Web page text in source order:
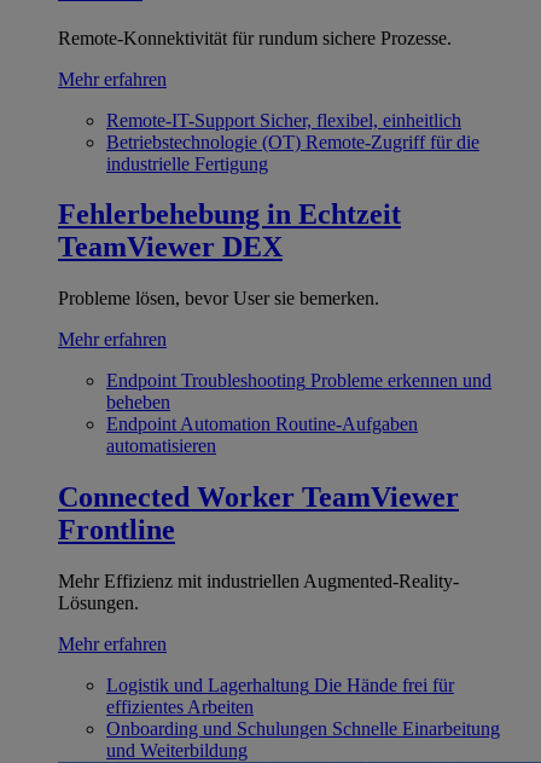
Remote-Konnektivität für rundum sichere Prozesse.
Mehr erfahren
Remote-IT-Support Sicher, flexibel, einheitlich
Betriebstechnologie (OT) Remote-Zugriff für die
industrielle Fertigung
Fehlerbehebung in Echtzeit
TeamViewer DEX
Probleme lösen, bevor User sie bemerken.
Mehr erfahren
Endpoint Troubleshooting Probleme erkennen und
beheben
Endpoint Automation Routine-Aufgaben
automatisieren
Connected Worker TeamViewer
Frontline
Mehr Effizienz mit industriellen Augmented-Reality-
Lösungen.
Mehr erfahren
Logistik und Lagerhaltung Die Hände frei für
effizientes Arbeiten
Onboarding und Schulungen Schnelle Einarbeitung
und Weiterbildung